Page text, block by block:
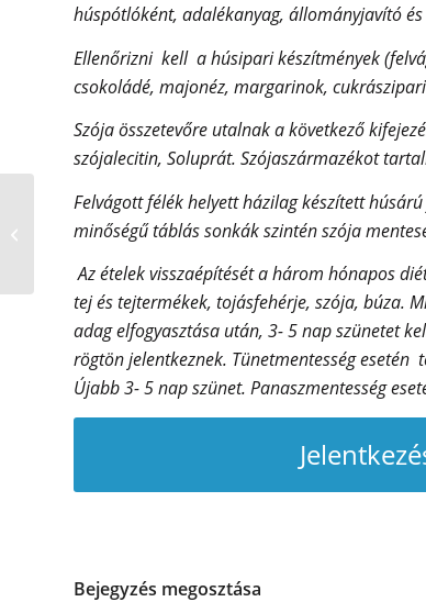
húspótlóként, adalékanyag, állományjavító
Ellenőrizni kell a húsipari készítmények
csokoládé, majonéz, margarinok,
Szója összetevőre utalnak a következő
szójalecitin, Soluprát. Szójaszármazékot
Felvágott félék helyett házilag készített
minőségű táblás sonkák szintén szója
Az ételek visszaépítését a három hónapos
tej és tejtermékek, tojásfehérje, szója, búza.
adag elfogyasztása után, 3- 5 nap szünetet
rögtön jelentkeznek. Tünetmentesség
Újabb 3- 5 nap szünet. Panaszmentesség
Bejegyzés megosztása
Ízületi problémáim
vannak feltehetően
ételintolerancia miatt,
milyen ételeket...